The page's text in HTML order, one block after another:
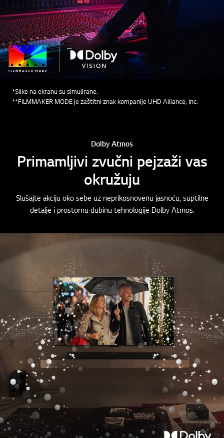
*Slike na ekranu su simulirane.
**FILMMAKER MODE je zaštitni znak kompanije UHD Alliance, Inc.
Dolby Atmos
Primamljivi zvučni pejzaži vas
okružuju
Slušajte akciju oko sebe uz neprikosnovenu jasnoću, suptilne
detalje i prostornu dubinu tehnologije Dolby Atmos.